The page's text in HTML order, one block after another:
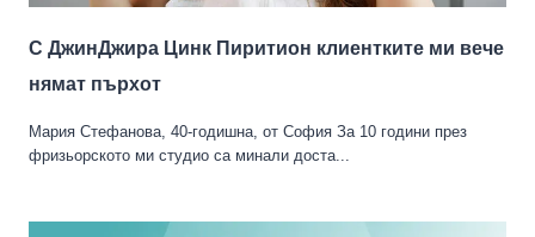
С ДжинДжира Цинк Пиритион клиентките ми вече
нямат пърхoт
Мария Стефанова, 40-годишна, от София За 10 години през
фризьорското ми студио са минали доста...